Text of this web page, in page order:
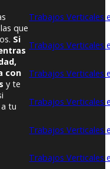
que
Si
con
y te
tu
Trabajos Verticales
Trabajos Verticales
Trabajos Verticales
Trabajos Verticales
Trabajos Verticales
Trabajos Verticales